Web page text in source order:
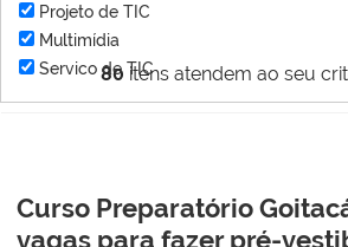
80 itens atendem ao seu
Projeto de TIC
Multimídia
Servico de TIC
Curso Preparatório
vagas para fazer pré-